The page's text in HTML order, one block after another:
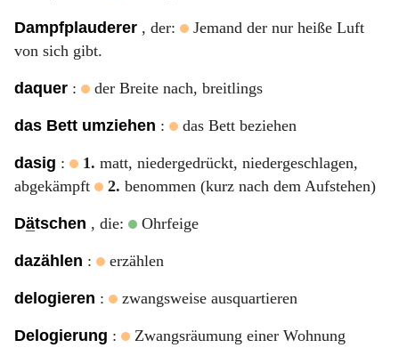
Dampfplauderer , der:
Jemand der nur heiße Luft
von sich gibt.
daquer : der Breite nach, breitlings
das Bett umziehen : das Bett beziehen
dasig : 1. matt, niedergedrückt, niedergeschlagen,
abgekämpft
2. benommen (kurz nach dem Aufstehen)
Dä̲tschen , die: Ohrfeige
dazählen : erzählen
delogieren : zwangsweise ausquartieren
Delogierung : Zwangsräumung einer Wohnung